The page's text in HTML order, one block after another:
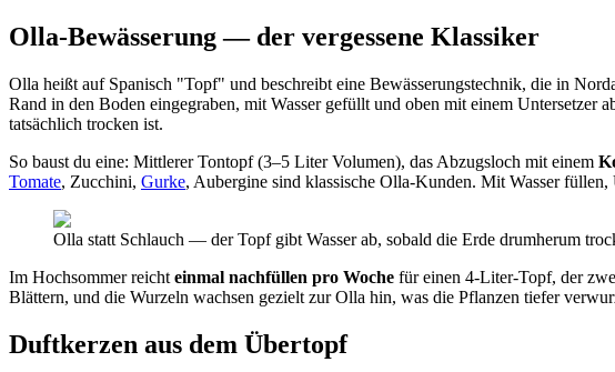
Olla-Bewässerung — der vergessene Klassiker
Olla heißt auf Spanisch "Topf" und beschreibt eine Bewässerungstechnik, die in
Rand in den Boden eingegraben, mit Wasser gefüllt und oben mit einem Untersetzer
tatsächlich trocken ist.
So baust du eine: Mittlerer Tontopf (3–5 Liter Volumen), das Abzugsloch mit einem
Tomate, Zucchini, Gurke, Aubergine sind klassische Olla-Kunden. Mit Wasser füllen,
Olla statt Schlauch — der Topf gibt Wasser ab, sobald die Erde drumherum
Im Hochsommer reicht einmal nachfüllen pro Woche für einen 4-Liter-Topf, der
Blättern, und die Wurzeln wachsen gezielt zur Olla hin, was die Pflanzen tiefer
Duftkerzen aus dem Übertopf